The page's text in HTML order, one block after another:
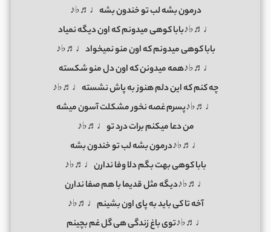
درمون بشه لب تو خندون بشه♩♬♭♪
♩♬♭♪بابا کوهی میدونم که اون دیگه نمیاد
بابا کوهی میدونم که اون منو نمیخواد♩♬♭♪
♩♬♭♪همه میدونن که اون دل منو شکسته
چه کنم که این دلم هنوز به پاش نشسته♩♬♭♪
♩♬♭♪پسرم غصه نخور مشکلت آسون میشه
من دعا میکنم برات درد تو♩♬♭♪
♩♬♭♪درمون بشه لب تو خندون بشه
بابا کوهی بهت بگم دلا وفا ندارن♩♬♭♪
♩♬♭♪دیگه مثل قدیما با هم صفا ندارن
آخه تا کی باید به پای اون بشینم♩♬♭♪
♩♬♭♪توی باغ زندگی هی گل غم بچینم